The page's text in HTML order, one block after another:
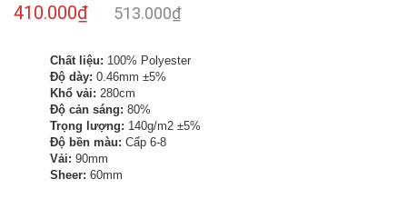
410.000₫ 513.000₫
Chất liệu: 100% Polyester
Độ dày: 0.46mm ±5%
Khổ vải: 280cm
Độ cản sáng: 80%
Trọng lượng: 140g/m2 ±5%
Độ bền màu: Cấp 6-8
Vải: 90mm
Sheer: 60mm